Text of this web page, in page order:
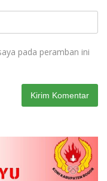
pada peramban ini